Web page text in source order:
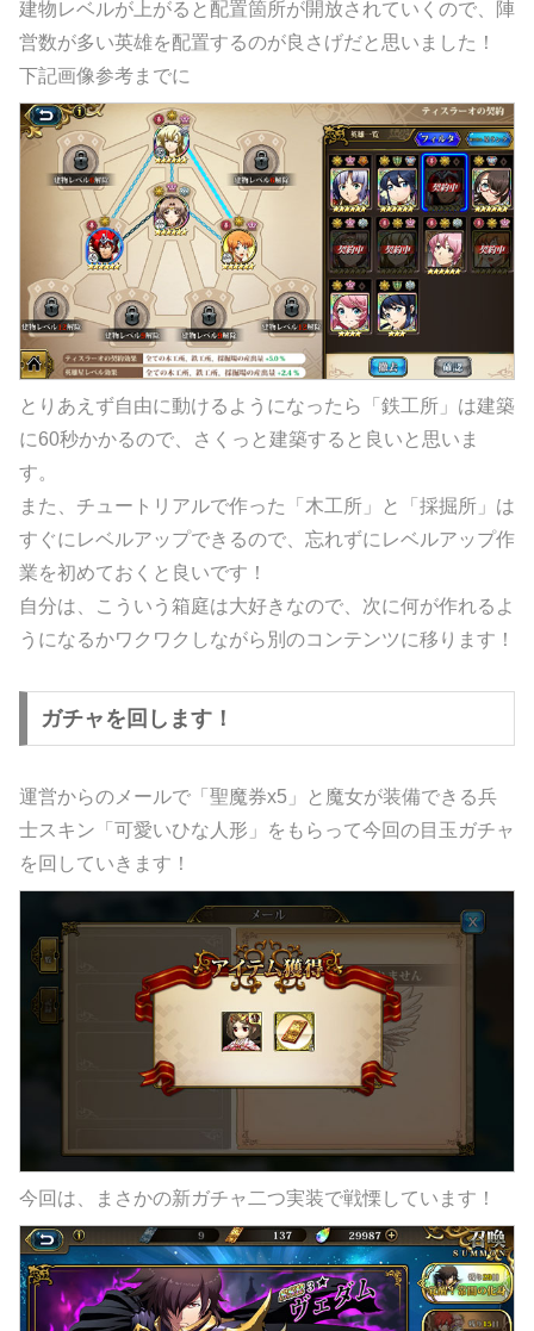
建物レベルが上がると配置箇所が開放されていくので、陣
営数が多い英雄を配置するのが良さげだと思いました！
下記画像参考までに
とりあえず自由に動けるようになったら「鉄工所」は建築
に60秒かかるので、さくっと建築すると良いと思いま
す。
また、チュートリアルで作った「木工所」と「採掘所」は
すぐにレベルアップできるので、忘れずにレベルアップ作
業を初めておくと良いです！
自分は、こういう箱庭は大好きなので、次に何が作れるよ
うになるかワクワクしながら別のコンテンツに移ります！
ガチャを回します！
運営からのメールで「聖魔券x5」と魔女が装備できる兵
士スキン「可愛いひな人形」をもらって今回の目玉ガチャ
を回していきます！
今回は、まさかの新ガチャ二つ実装で戦慄しています！